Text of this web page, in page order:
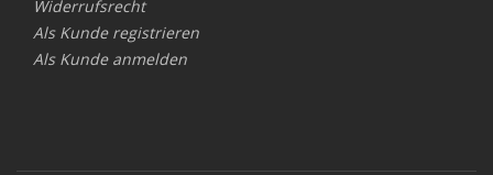
Widerrufsrecht
Als Kunde registrieren
Als Kunde anmelden